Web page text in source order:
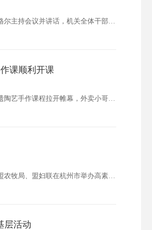
10月30日，盟团委召开专题会议传达学习党的二十届四中全会精神，安排部署贯彻落实工作。盟团委书记洪格尔主持会议并讲话，机关全体干部职工参加会议。会议指出，党的二十届四中全会是在向第二个百年奋斗目标进军的新征程上举行的一次十分重要的会议，是接…
课顺利开课
聚焦新兴领域青年成长成才，把非遗技艺搬进夜校。10月28日晚，镶黄旗青年夜校示范性课程第二期夜访非遗陶艺手作课程拉开帷幕，外卖小哥、快递员、网络主播、手工艺人等新兴领域20名青年围上围裙、捧起陶土，在陶艺师指导下完成揉泥、拉坯、修坯全流程，…
为推动青年力量深度融入乡村振兴实践，助力锡盟优质农畜产品触网出圈，10月15日至21日，锡盟团委联合盟农牧局、盟妇联在杭州市举办高素质农牧民培育青年电商带头人专题培训班，全盟42名青年家庭农牧场主、合作社负责人、电商带头人参加培训。本次培训…
层活动